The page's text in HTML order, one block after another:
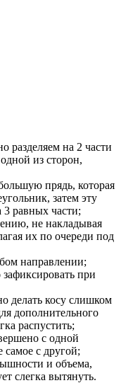
разделяем на 2 части
из сторон,
прядь, которая
затем эту
3 равных части;
не накладывая
их по очереди под
направлении;
при
делать косу слишком
дополнительного
распустить;
с одной
самое с другой;
и объема,
слегка вытянуть.